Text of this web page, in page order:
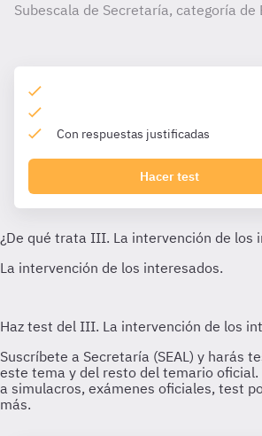
Subescala de Secretaría, categoría de
Con respuestas justificadas
Hacer test